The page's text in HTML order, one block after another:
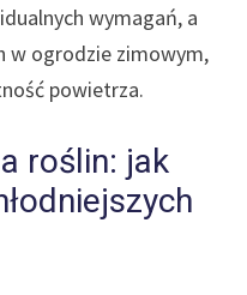
wymagań, a
w ogrodzie zimowym,
powietrza.
roślin: jak